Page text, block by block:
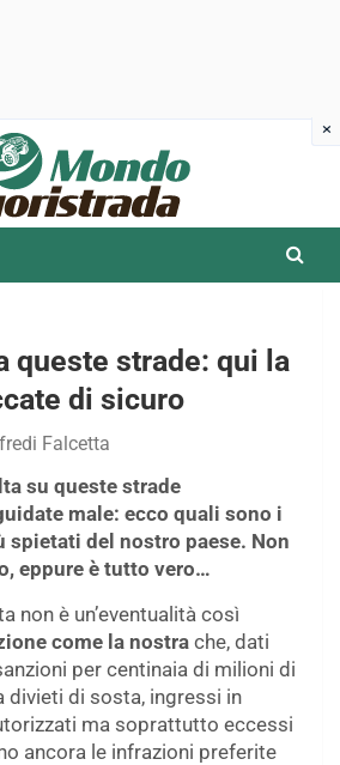
queste strade: qui la
di sicuro
Falcetta
su queste strade
male: ecco quali sono i
spietati del nostro paese. Non
eppure è tutto vero…
non è un’eventualità così
come la nostra che, dati
per centinaia di milioni di
divieti di sosta, ingressi in
ma soprattutto eccessi
ancora le infrazioni preferite